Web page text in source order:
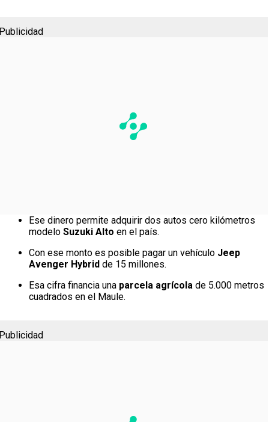
Ese dinero permite adquirir dos autos cero kilómetros
modelo Suzuki Alto en el país.
Con ese monto es posible pagar un vehículo Jeep
Avenger Hybrid de 15 millones.
Esa cifra financia una parcela agrícola de 5.000 metros
cuadrados en el Maule.